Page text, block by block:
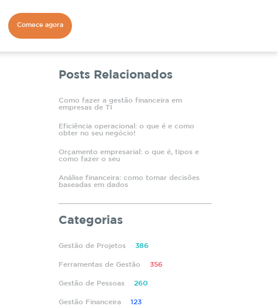
Comece agora
Posts Relacionados
Como fazer a gestão financeira em
empresas de TI
Eficiência operacional: o que é e como
obter no seu negócio!
Orçamento empresarial: o que é, tipos e
como fazer o seu
Análise financeira: como tomar decisões
baseadas em dados
Categorias
Gestão de Projetos 386
Ferramentas de Gestão 356
Gestão de Pessoas 260
Gestão Financeira 123